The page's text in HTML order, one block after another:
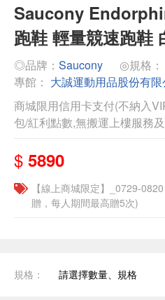
Saucony
跑鞋 輕量競速跑鞋
◎品牌： Saucony ◎規格：
專館： 大誠運動用品股份有限
商城限用信用卡支付(不納入
包/紅利點數,無搬運上樓服務
$ 5890
【線上商城限定】_0729-
贈，每人期間最高贈5次)
規格： 請選擇數量、規格